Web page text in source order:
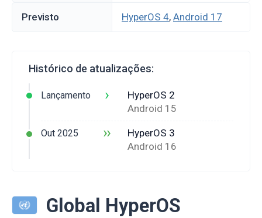
Previsto HyperOS 4, Android 17
Histórico de atualizações:
Lançamento ›
HyperOS 2
Android 15
Out 2025 ››
HyperOS 3
Android 16
Global HyperOS